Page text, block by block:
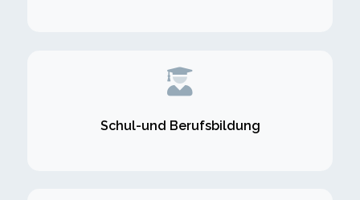
Schul-und Berufsbildung